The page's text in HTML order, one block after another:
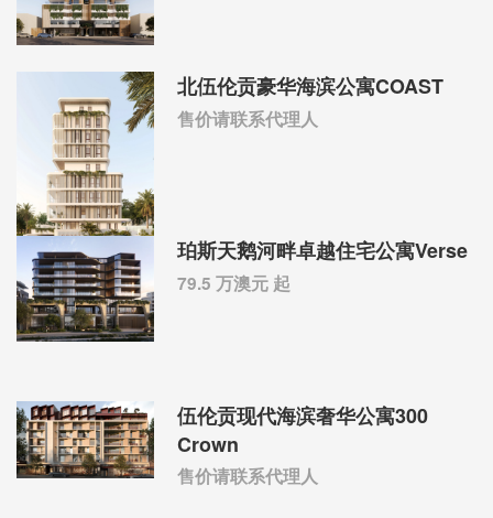
北伍伦贡豪华海滨公寓COAST
售价请联系代理人
珀斯天鹅河畔卓越住宅公寓Verse
79.5 万澳元 起
伍伦贡现代海滨奢华公寓300
Crown
售价请联系代理人